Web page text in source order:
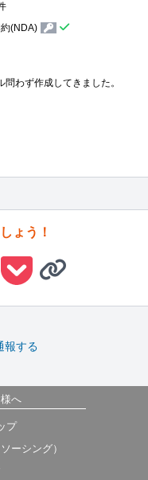
(NDA)
わず作成してきました。
ょう！
報する
へ
プ
ーシング）